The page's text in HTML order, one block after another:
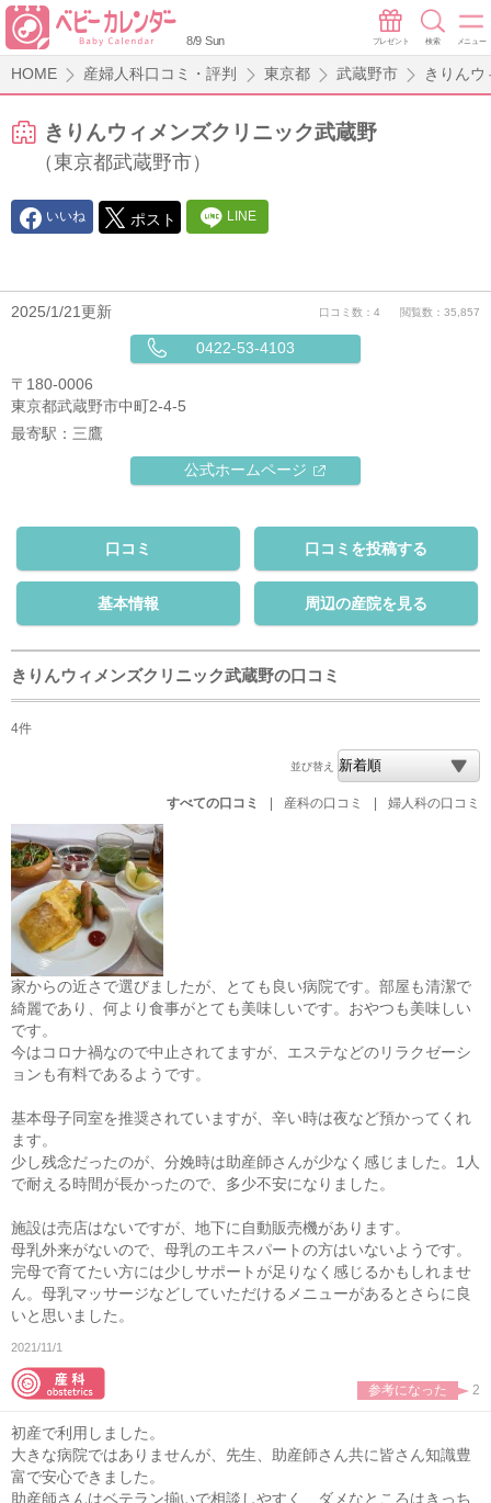
8/9 Sun プレゼント 検索 メニュー
HOME 産婦人科口コミ・評判 東京都 武蔵野市 きりんウ
きりんウィメンズクリニック武蔵野
（東京都武蔵野市）
いいね ポスト LINE
2025/1/21更新 口コミ数：4 閲覧数：35,857
0422-53-4103
〒180-0006
東京都武蔵野市中町2-4-5
最寄駅： 三鷹
公式ホームページ
口コミ 口コミを投稿する
基本情報 周辺の産院を見る
きりんウィメンズクリニック武蔵野の口コミ
4件
並び替え
すべての口コミ | 産科の口コミ | 婦人科の口コミ
家からの近さで選びましたが、とても良い病院です。部屋も清潔で
綺麗であり、何より食事がとても美味しいです。おやつも美味しい
です。
今はコロナ禍なので中止されてますが、エステなどのリラクゼーシ
ョンも有料であるようです。
基本母子同室を推奨されていますが、辛い時は夜など預かってくれ
ます。
少し残念だったのが、分娩時は助産師さんが少なく感じました。1人
で耐える時間が長かったので、多少不安になりました。
施設は売店はないですが、地下に自動販売機があります。
母乳外来がないので、母乳のエキスパートの方はいないようです。
完母で育てたい方には少しサポートが足りなく感じるかもしれませ
ん。母乳マッサージなどしていただけるメニューがあるとさらに良
いと思いました。
2021/11/1
参考になった 2
初産で利用しました。
大きな病院ではありませんが、先生、助産師さん共に皆さん知識豊
富で安心できました。
助産師さんはベテラン揃いで相談しやすく、ダメなところはきっち